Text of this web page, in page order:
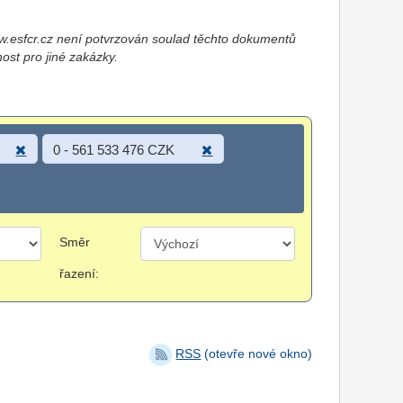
není potvrzován soulad těchto dokumentů
pro jiné zakázky.
0 - 561 533 476 CZK
Směr
řazení:
RSS (otevře nové okno)